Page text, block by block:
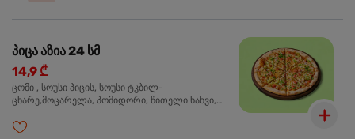
პიცა აზია 24 სმ
14,9 ₾
ცომი , სოუსი პიცის, სოუსი ტკბილ-
ცხარე,მოცარელა, პომიდორი, წითელი ხახვი,
სეზამის მარცვლის ნაზავი, ქინძი, ორეგანო